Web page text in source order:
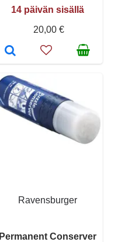
14 päivän sisällä
20,00 €
Ravensburger
Permanent Conserver